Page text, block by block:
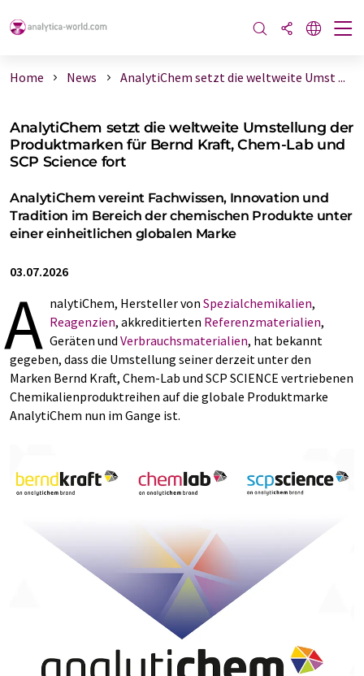
Home News AnalytiChem setzt die weltweite Umst ...
AnalytiChem setzt die weltweite Umstellung der
Produktmarken für Bernd Kraft, Chem-Lab und
SCP Science fort
AnalytiChem vereint Fachwissen, Innovation und
Tradition im Bereich der chemischen Produkte unter
einer einheitlichen globalen Marke
03.07.2026
A nalytiChem, Hersteller von Spezialchemikalien,
Reagenzien, akkreditierten Referenzmaterialien,
Geräten und Verbrauchsmaterialien, hat bekannt
gegeben, dass die Umstellung seiner derzeit unter den
Marken Bernd Kraft, Chem-Lab und SCP SCIENCE vertriebenen
Chemikalienproduktreihen auf die globale Produktmarke
AnalytiChem nun im Gange ist.